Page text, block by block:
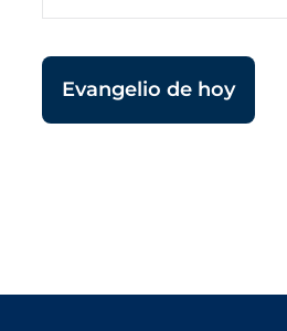
Evangelio de hoy